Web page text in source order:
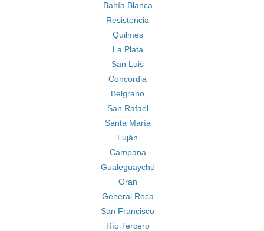
Bahía Blanca
Resistencia
Quilmes
La Plata
San Luis
Concordia
Belgrano
San Rafael
Santa María
Luján
Campana
Gualeguaychú
Orán
General Roca
San Francisco
Río Tercero